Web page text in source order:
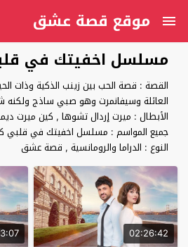
موقع قصة عشق
مسلسل اخفيتك في
القصة : قصة الحب بين زينب الذكية وذات
العائلة وسيفانمرت وهو صبي ساذج ولكنه
الأبطال : ميرت إردال تشوها , كين ميرت
جميع المواسم : مسلسل اخفيتك في قلبي
النوع : الدراما والرومانسية , قصة عشق
02:26:42